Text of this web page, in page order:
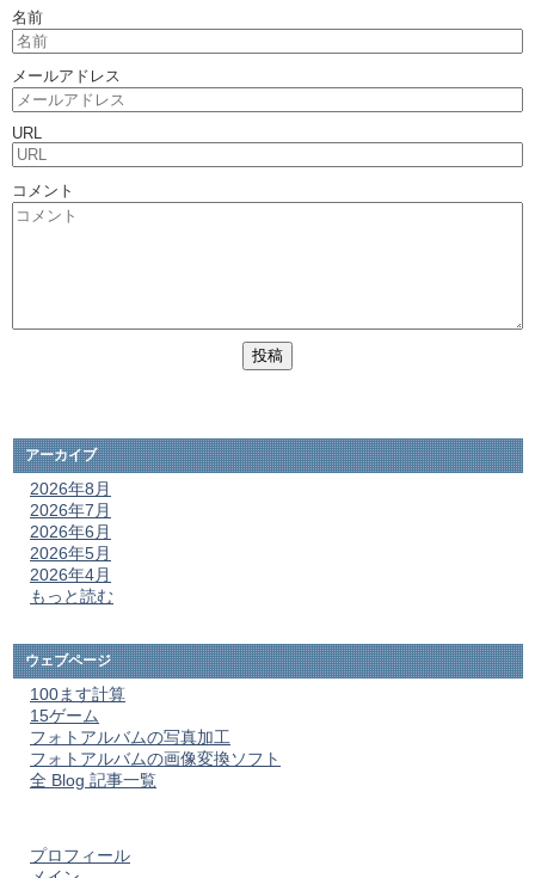
名前
メールアドレス
URL
コメント
アーカイブ
2026年8月
2026年7月
2026年6月
2026年5月
2026年4月
もっと読む
ウェブページ
100ます計算
15ゲーム
フォトアルバムの写真加工
フォトアルバムの画像変換ソフト
全 Blog 記事一覧
プロフィール